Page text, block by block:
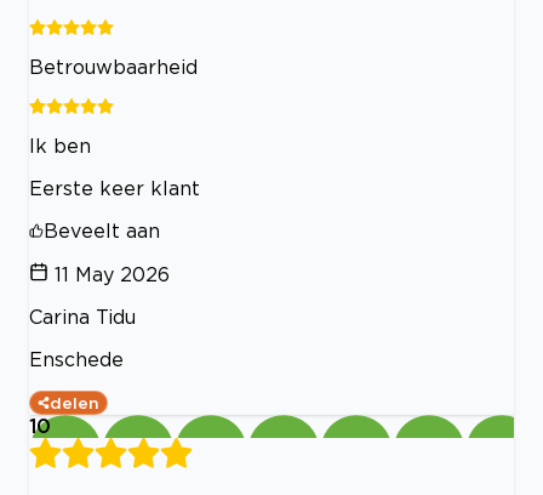
Betrouwbaarheid
Ik ben
Eerste keer klant
Beveelt aan
11 May 2026
Carina Tidu
Enschede
delen
10